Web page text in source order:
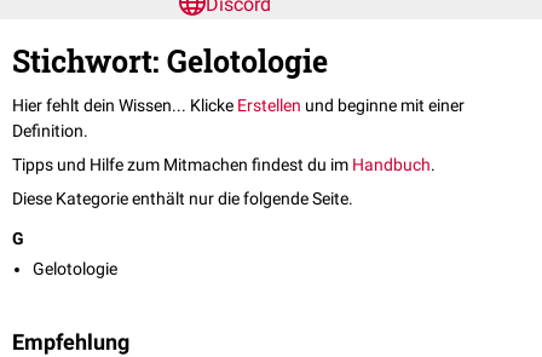
Stichwort: Gelotologie
Hier fehlt dein Wissen... Klicke Erstellen und beginne mit einer
Definition.
Tipps und Hilfe zum Mitmachen findest du im Handbuch.
Diese Kategorie enthält nur die folgende Seite.
G
Gelotologie
Empfehlung